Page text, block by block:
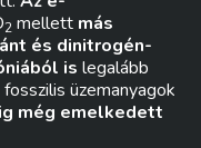
2 mellett más
és dinitrogén-
is legalább
üzemanyagok
még emelkedett